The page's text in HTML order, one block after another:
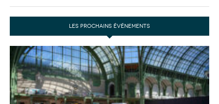
LES PROCHAINS ÉVÉNEMENTS